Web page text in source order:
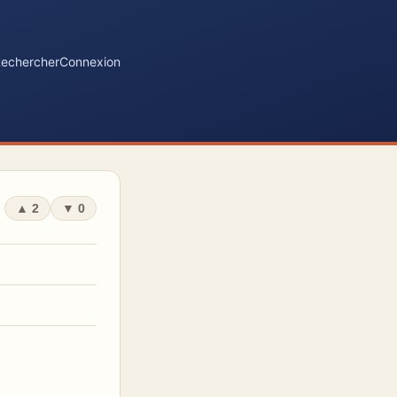
Connexion
▲ 2 ▼ 0